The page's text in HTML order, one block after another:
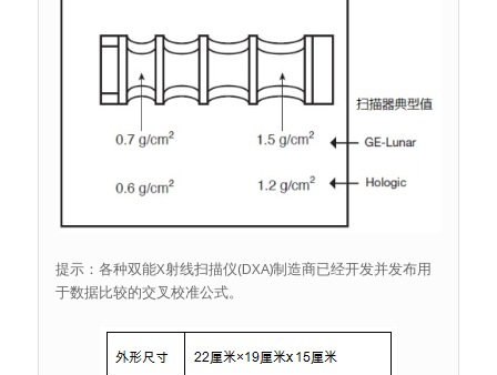
提示：各种双能X射线扫描仪(DXA)制造商已经开发并发布用
于数据比较的交叉校准公式。